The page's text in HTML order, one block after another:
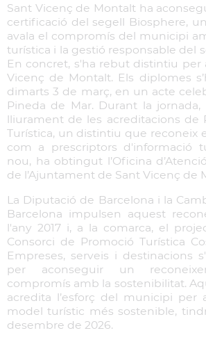
Sant Vicenç de Montalt ha
certificació del segell Biosphere,
avala el compromís del municipi
turística i la gestió responsable del
En concret, s'ha rebut distintiu per
Vicenç de Montalt. Els diplomes
dimarts 3 de març, en un acte
Pineda de Mar. Durant la jornada,
lliurament de les acreditacions de
Turística, un distintiu que reconeix
com a prescriptors d'informació
nou, ha obtingut l’Oficina
de l’Ajuntament de Sant Vicenç de
La Diputació de Barcelona i la
Barcelona impulsen aquest
l'any 2017 i, a la comarca, el
Consorci de Promoció Turística
Empreses, serveis i destinacions
per aconseguir un
compromís amb la sostenibilitat.
acredita l’esforç del municipi per
model turístic més sostenible,
desembre de 2026.